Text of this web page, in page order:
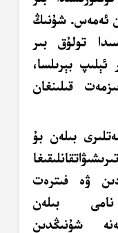
ئەمەس. شۇنىڭ
تولۇق بىر
ئېلىپ بېرىلسا،
قىلىنغان
بىلەن بۇ
ۋە فىترەت
نامى بىلەن
شۇنىڭدىن